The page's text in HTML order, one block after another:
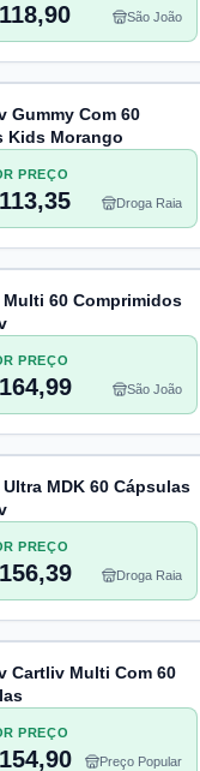
São João
Gummy Com 60
Kids Morango
PREÇO
Droga Raia
60 Comprimidos
PREÇO
São João
MDK 60 Cápsulas
PREÇO
Droga Raia
Cartliv Multi Com 60
PREÇO
Preço Popular